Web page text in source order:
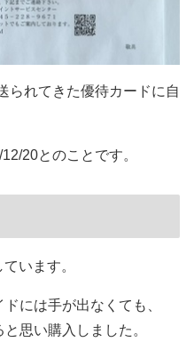
られてきた優待カードに自
20とのことです。
います。
には手が出なくても、
思い購入しました。